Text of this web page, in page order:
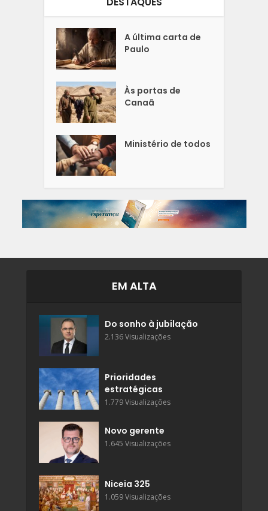
A última carta de
Paulo
Às portas de
Canaã
Ministério de todos
EM ALTA
Do sonho à jubilação
2.136 Visualizações
Prioridades
estratégicas
1.779 Visualizações
Novo gerente
1.645 Visualizações
Niceia 325
1.059 Visualizações